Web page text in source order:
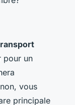
pour un
vous
principale